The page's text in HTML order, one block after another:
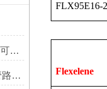
提高Crosstex灭菌指示标签的可见性和识别度的方法
Blacoh脉冲阻尼器如何消除管路振动与噪音？
FLX95E16-
Flexelene